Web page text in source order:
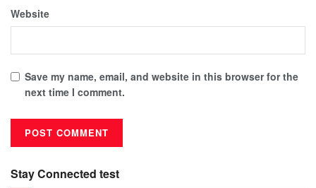
Website
Save my name, email, and website in this browser for the
next time I comment.
Stay Connected test